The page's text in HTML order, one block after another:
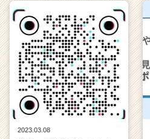
2023.03.08